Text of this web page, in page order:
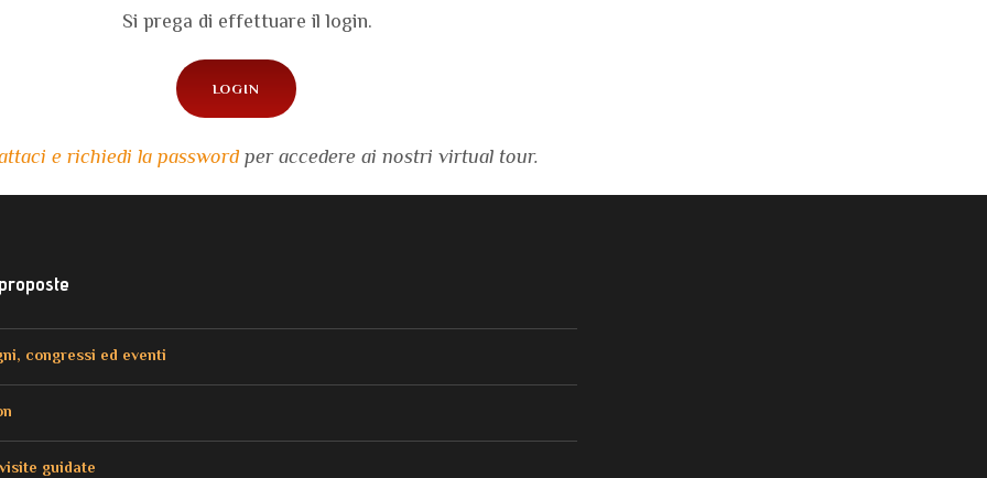
Si prega di effettuare il login.
LOGIN
e richiedi la passwordper accedere ai nostri virtual tour.
congressi ed eventi
guidate